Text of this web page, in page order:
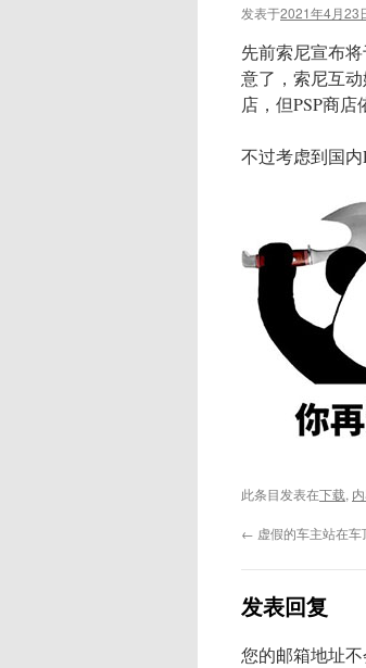
发表于2021年4月23
先前索尼宣布
意了，索尼互
店，但PSP商店
不过考虑到国内
此条目发表在下载,
← 虚假的车主站在
发表回复
您的邮箱地址不